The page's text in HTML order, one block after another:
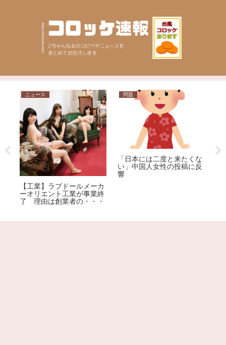
ニュース
【工業】ラブドールメーカ
ーオリエント工業が事業終
了 理由は創業者の・・・
問題
「日本には二度と来たくな
い」中国人女性の投稿に反
響